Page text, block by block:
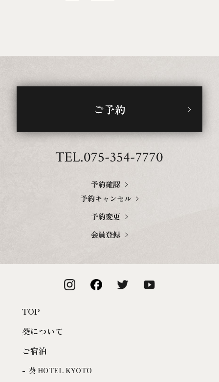
ご予約
TEL.075-354-7770
予約確認
予約キャンセル
予約変更
会員登録
TOP
葵について
ご宿泊
葵 HOTEL KYOTO